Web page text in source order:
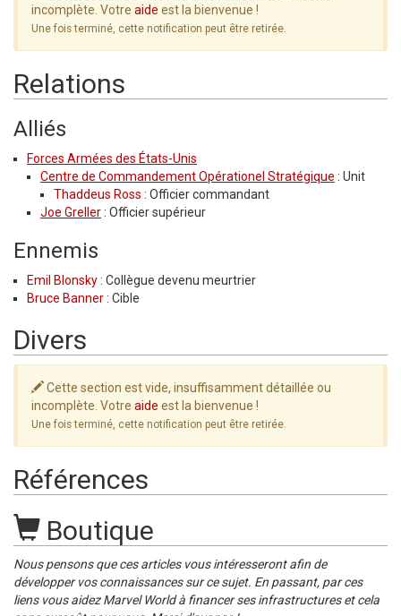
incomplète. Votre aide est la bienvenue !
Une fois terminé, cette notification peut être retirée.
Relations
Alliés
Forces Armées des États-Unis
Centre de Commandement Opérationel Stratégique : Unit
Thaddeus Ross : Officier commandant
Joe Greller : Officier supérieur
Ennemis
Emil Blonsky : Collègue devenu meurtrier
Bruce Banner : Cible
Divers
Cette section est vide, insuffisamment détaillée ou
incomplète. Votre aide est la bienvenue !
Une fois terminé, cette notification peut être retirée.
Références
Boutique
Nous pensons que ces articles vous intéresseront afin de
développer vos connaissances sur ce sujet. En passant, par ces
liens vous aidez Marvel World à financer ses infrastructures et cela